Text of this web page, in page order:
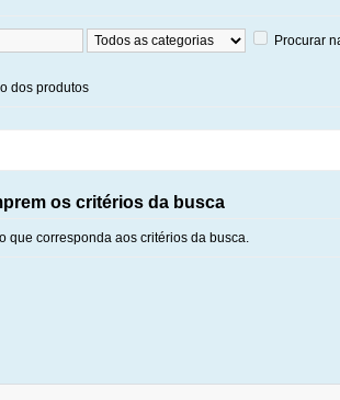
Procurar
dos produtos
os critérios da busca
que corresponda aos critérios da busca.